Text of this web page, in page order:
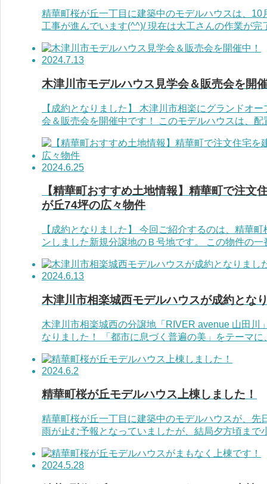
精華町桜が丘一丁目に建築中のモデルハウスは、
工事が進んでいます(^^)/ 現在は大工さんの作業が完
2024.7.13
木津川市モデルハウス見学会＆販売会を開
【成約となりました】 木津川市相楽にグランドオ
会＆販売会を開催中です！ このモデルハウスは、
2024.6.25
【精華町おすすめ土地情報】精華町で注文
が丘74坪の広々物件
【成約となりました】 今回ご紹介するのは、精華
ンしました新規分譲地のＢ号地です。 この物件の一
2024.6.13
木津川市相楽城西モデルハウスが成約とな
木津川市相楽城西の分譲地「RIVER avenue 山田川
なりました！ 「都市に息づく普遍の美」をテーマに
2024.6.2
精華町桜が丘モデルハウス上棟しました！
精華町桜が丘一丁目に建築中のモデルハウスが、先
雨が止む予報となっていましたが、結局夕方頃まで
2024.5.28